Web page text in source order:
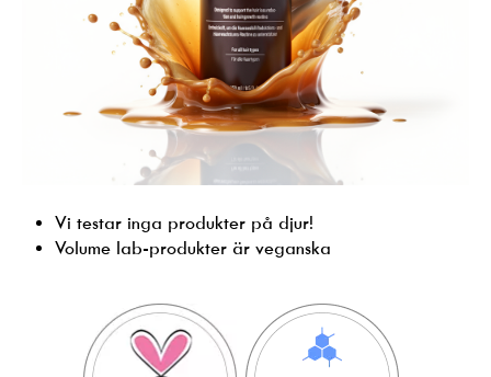
Vi testar inga produkter på djur!
Volume lab-produkter är veganska